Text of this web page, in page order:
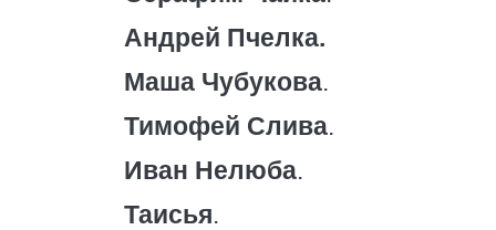
Андрей Пчелка.
Маша Чубукова.
Тимофей Слива.
Иван Нелюба.
Таисья.